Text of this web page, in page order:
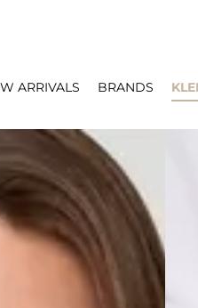
ARRIVALS BRANDS